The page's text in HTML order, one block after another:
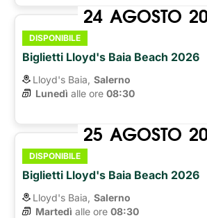
24 AGOSTO
DISPONIBILE
Biglietti Lloyd's Baia Beach 2026
Lloyd's Baia, Salerno
Lunedì alle ore 08:30
25 AGOSTO
DISPONIBILE
Biglietti Lloyd's Baia Beach 2026
Lloyd's Baia, Salerno
Martedì alle ore 08:30